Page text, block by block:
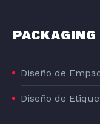
PACKAGING
Diseño de
Diseño de